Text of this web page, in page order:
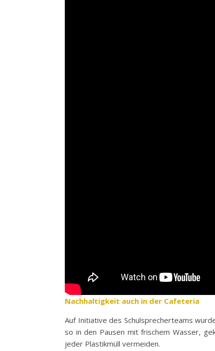
Nachhaltigkeit auch in der Cafeteria
Auf Initiative des Schulsprecherteams
so in den Pausen mit frischem Wasser,
jeder Plastikmüll vermeiden.